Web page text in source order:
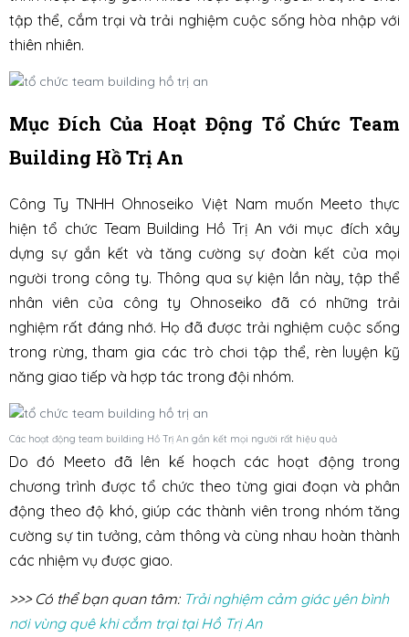
tập thể, cắm trại và trải nghiệm cuộc sống hòa nhập với
thiên nhiên.
Mục Đích Của Hoạt Động Tổ Chức Team
Building Hồ Trị An
Công Ty TNHH Ohnoseiko Việt Nam muốn Meeto thực
hiện tổ chức Team Building Hồ Trị An với mục đích xây
dựng sự gắn kết và tăng cường sự đoàn kết của mọi
người trong công ty. Thông qua sự kiện lần này, tập thể
nhân viên của công ty Ohnoseiko đã có những trải
nghiệm rất đáng nhớ. Họ đã được trải nghiệm cuộc sống
trong rừng, tham gia các trò chơi tập thể, rèn luyện kỹ
năng giao tiếp và hợp tác trong đội nhóm.
Các hoạt động team building Hồ Trị An gắn kết mọi người rất hiệu quả
Do đó Meeto đã lên kế hoạch các hoạt động trong
chương trình được tổ chức theo từng giai đoạn và phân
động theo độ khó, giúp các thành viên trong nhóm tăng
cường sự tin tưởng, cảm thông và cùng nhau hoàn thành
các nhiệm vụ được giao.
>>> Có thể bạn quan tâm: Trải nghiệm cảm giác yên bình
nơi vùng quê khi cắm trại tại Hồ Trị An